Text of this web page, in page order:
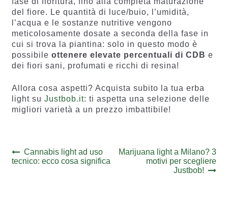
del fiore. Le quantità di luce/buio, l’umidità,
l’acqua e le sostanze nutritive vengono
meticolosamente dosate a seconda della fase in
cui si trova la piantina: solo in questo modo è
possibile ottenere elevate percentuali di CDB e
dei fiori sani, profumati e ricchi di resina!
Allora cosa aspetti? Acquista subito la tua erba
light su Justbob.it: ti aspetta una selezione delle
migliori varietà a un prezzo imbattibile!
Navigazione
articoli
Previous
post:
Cannabis light ad uso
tecnico: ecco cosa significa
Next
Marijuana light a Milano? 3
motivi per scegliere
Justbob!